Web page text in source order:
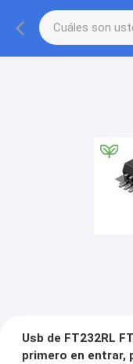
Usb de FT232RL
primero en entrar,